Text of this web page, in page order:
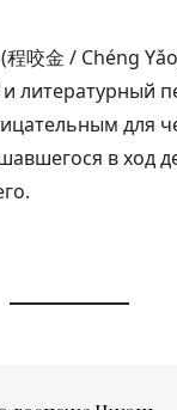
(程咬金 / Chéng
литературный
для
в ход